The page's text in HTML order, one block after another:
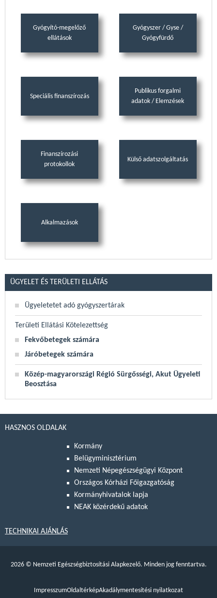
Gyógyító-megelőző
ellátások
Gyógyszer / Gyse /
Gyógyfürdő
Speciális finanszírozás
Publikus forgalmi
adatok / Elemzések
Finanszírozási
protokollok
Külső adatszolgáltatás
Alkalmazások
ÜGYELET ÉS TERÜLETI ELLÁTÁS
Ügyeletetet adó gyógyszertárak
Területi Ellátási Kötelezettség
Fekvőbetegek számára
Járóbetegek számára
Közép-magyarországi Régió Sürgősségi, Akut Ügyeleti
Beosztása
HASZNOS OLDALAK
Kormány
Belügyminisztérium
Nemzeti Népegészségügyi Központ
Országos Kórházi Főigazgatóság
Kormányhivatalok lapja
NEAK közérdekű adatok
TECHNIKAI AJÁNLÁS
2026 © Nemzeti Egészségbiztosítási Alapkezelő. Minden jog fenntartva.
ImpresszumOldaltérképAkadálymentesítési nyilatkozat